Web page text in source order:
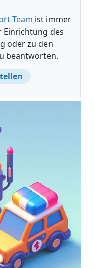
Team ist immer
Einrichtung des
oder zu den
beantworten.